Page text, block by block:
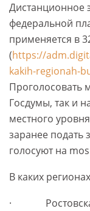
Дистанционное
федеральной
применяется в
(https://
kakih-regionah-
Проголосовать
Госдумы, так и
местного
заранее подать
голосуют на
В каких
· Ростовская